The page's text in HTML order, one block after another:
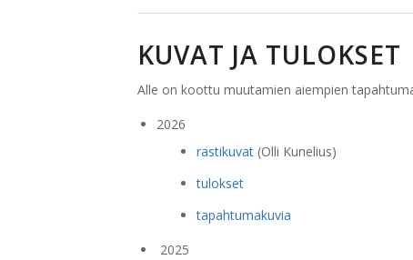
KUVAT JA TULOKSET
Alle on koottu muutamien aiempien
2026
rastikuvat(Olli Kunelius)
tulokset
tapahtumakuvia
2025